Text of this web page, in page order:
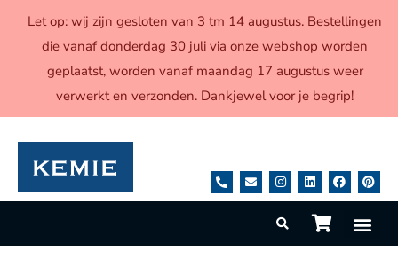
Let op: wij zijn gesloten van 3 tm 14 augustus. Bestellingen
die vanaf donderdag 30 juli via onze webshop worden
geplaatst, worden vanaf maandag 17 augustus weer
verwerkt en verzonden. Dankjewel voor je begrip!